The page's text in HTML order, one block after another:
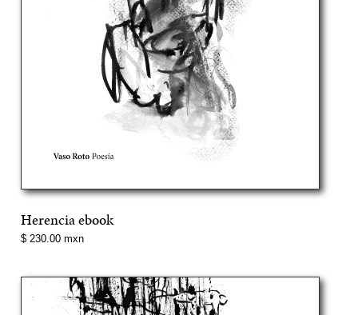
Herencia ebook
Precio
$ 230.00 mxn